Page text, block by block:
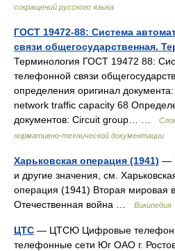
сокращений русского языка
ГОСТ 19472-88: Система
связи общегосударственная.
Терминология ГОСТ 19472 88:
телефонной связи
определения оригинал
network traffic capacity 68
документов: Circuit group… …
нормативно-технической документации
Харьковская операция (1941) —
и другие значения, см.
операция (1941) Вторая мировая
Отечественная война …
Википедия
ЦТС — ЦТСЮ Цифровые
телефонные сети Юг ОАО г.